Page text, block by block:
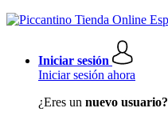
Iniciar sesión
Iniciar sesión ahora
¿Eres un nuevo usuario?